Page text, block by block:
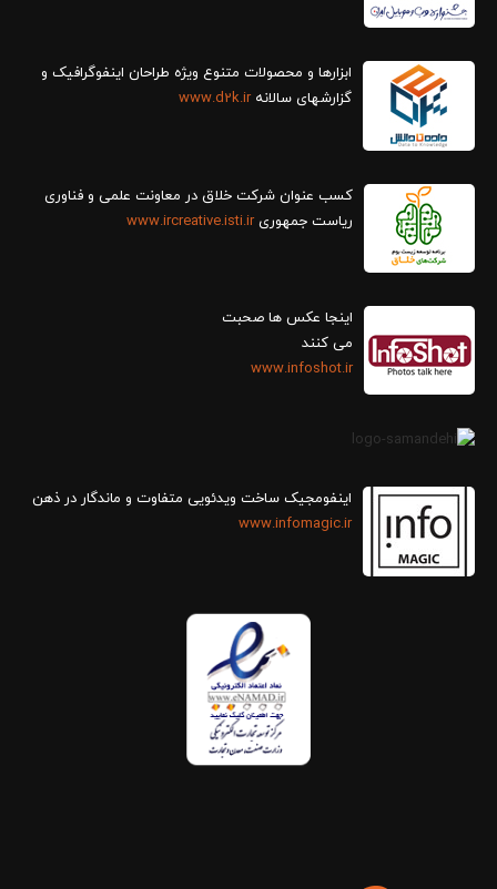
ابزارها و محصولات متنوع ویژه طراحان اینفوگرافیک و
گزارش‎های سالانه
www.d2k.ir
کسب عنوان شرکت خلاق در معاونت علمی و فناوری
ریاست جمهوریwww.ircreative.isti.ir
اینجا عکس ها صحبت
می کنند
www.infoshot.ir
اینفومجیک ساخت ویدئویی متفاوت و ماندگار در ذهن
www.infomagic.ir